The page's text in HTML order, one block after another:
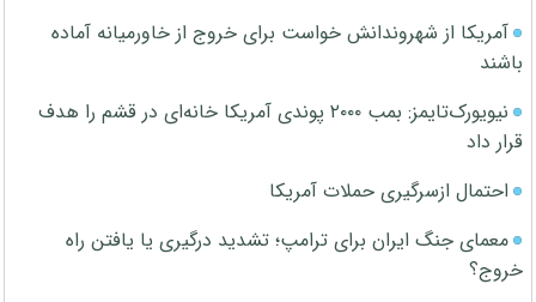
آمریکا از شهروندانش خواست برای خروج از خاورمیانه آماده
باشند
نیویورک‌تایمز: بمب ۲۰۰۰ پوندی آمریکا خانه‌ای در قشم را هدف
قرار داد
احتمال ازسرگیری حملات آمریکا
معمای جنگ ایران برای ترامپ؛ تشدید درگیری یا یافتن راه
خروج؟